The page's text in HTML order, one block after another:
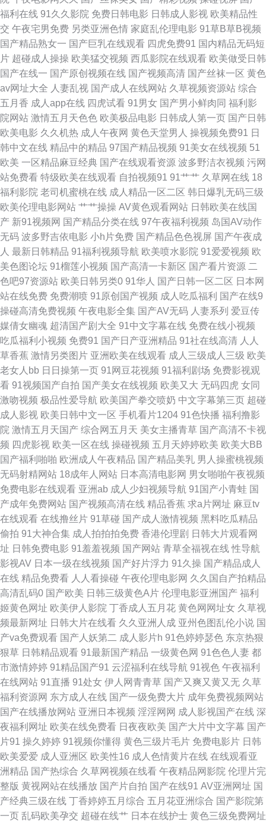
精品视频免费看 91视频美女 A片男人的天堂 成人综合另类专区 在线观看国
产成人 91白虎丝袜福利观看 91免费在线观看网站 91资源共享视频 超碰自拍
欧美 福利AV网站 黑丝福利导航 久久社区 免费性爱AU 欧美日韩国产成人 日
韩色图18p 午夜免费网站 自拍视频久 91热爆分类视频 97资源在线观看 东京
热av影院 九九精品精 蜜桃视频网在线观看 欧美性日韩 日韩毛片基地 午夜老
司机福利av 在线视频传媒 91传媒影院线路 91看片婬黄大片网址 97不卡的在
线视频 成人黄色三级片网站 国产香蕉8 欧美性人妖 日韩亚洲图色在线 亚洲
美女毛片网站 51精品在线观看 91午夜福利影视 啊v视频在线观看 国产成人
精品三区 国产做受高潮久久 男人天堂avcon 日韓手机在线观看 性生活欧美
免费 91po日韩欧美 91情爱网 91玉足网站 白虎白丝 国产福利影院 久草亚洲
天堂 日韩A视频 午夜av免费 91爱爱爱 91蜜臀人妻 91偷拍网 操逼网战 国产
福利AV网站 黄色网址求推荐 美女撸牛牛 欧日美性交 五月花激情婷婷在线
91在线精品视频 伊人9草在线 日韩无码一卡 亚洲欧美日韩丝袜网址 91传媒
视频 91视频网址大全 俺去天堂网 国产成人性精品久久 久久麻豆主播在线 欧
洲瑟瑟 亚洲色图男人天堂Av 91传媒性爱视频 91情趣电影 97色涩 福利成人
导航 韩日肏屄 久久少妇麻豆免费视频 日韩无码第2页 在线不卡视频一区 91
撸撸社 91真人免费看 第一av福利 国内激情自拍 狼窝va在线 色墦基地 亚洲
瑟热 91超碰在线视频 91网站PH 大香蕉怡红院院 黑丝人妖TS红杏 麻豆操继
母 人人操人人妻AV 探花一区二区在线 伊人影院久久 日本岛国大片 影音先锋
女人网 91啦精品视频网站 超碰人人熟女 后入臭穴骚奶 欧美色图15P 色色
seavtt 伊人干大香蕉 91国产在线精品免费 91性交欲网片 国产精品久久福 欧
美久久吖 先锋av网 大香蕉伊人社 精品亚洲少妇流水 阿v在线观看 久草福利
资源在玷 青草激情网 五月亭亭A 91九玖 www日韩一区二区 黄色91网址 欧
美电影在线播放 深夜小视频 在线中文字幕日韩 91九色国产在线 av导航网在
线 国产成人综合在线 青青草大香蕉一本道 亚洲福利电影 91精品视频一区 91
综合视频在线观看 丰满少妇一区二区 老司机视频入口 日韩免看一级a 最新国
产伊人久久 91视频大全在线观看 成人传媒视频网站大全 九九热热 91黄页字
幕网 日本在线免费成人 91超碰在线观看 91同城色情 国产精品成人午夜视频
福利在线 91久久影院 免费日韩电影 日韩成人影视 欧美精品性
交 午夜宅男免费 另类亚洲色情 家庭乱伦理电影 91草B草B视频
国产精品熟女一 国产巨乳在线观看 四虎免费91 国内精品无码短
片 超碰成人操操 欧美猛交视频 西瓜影院在线观看 欧美做受日韩
国产在线一 国产原创视频在线 国产视频高清 国产丝袜一区 黄色
av网址大全 人妻乱视 国产成人在线网站 久草视频资源站 综合
五月香 成人app在线 四虎试看 91男女 国产男小鲜肉同 福利影
院网站 激情五月天色色 欧美极品电影 日韩成人第一页 国产日韩
欧美电影 久久机热 成人午夜网 黄色天堂男人 操视频免费91 日
韩中文在线 精品中的精品 97国产精品视频 91美女在线视频 51
欧美 一区精品麻豆经典 国产在线观看资源 波多野洁衣视频 污网
站免费看 特级欧美在线观看 自拍视频91 91艹艹 久草网在线 18
福利影院 老司机蜜桃在线 成人精品一区二区 韩日爆乳无码三级
欧美伦理电影网站 艹艹操操 AV黄色观看网站 日韩欧美在线国
产 新91视频网 国产精品分类在线 97午夜福利视频 岛国AV动作
无码 波多野吉依电影 小h片免费 国产精品色色视屏 国产午夜成
人 最新日韩精品 91福利视频导航 欧美喷水影院 91爱爱视频 欧
美色图论坛 91榴莲小视频 国产高清一卡新区 国产看片资源 二
色吧97资源站 欧美日韩另类0 91华人 国产日韩一区二区 日本网
站在线免费 免费潮喷 91原创国产视频 成人吃瓜福利 国产在线9
操碰高清免费视频 午夜电影全集 国产AV无码 人妻系列 爱豆传
媒倩女幽魂 超清国产剧大全 91中文字幕在线 免费在线小视频
吃瓜福利小视频 免费91 国产日产亚洲精品 91社在线高清 人人
草香蕉 激情另类图片 亚洲欧美在线观看 成人三级成人三级 欧美
老女人bb 日日操第一页 91网豆花视频 91福利剧场 免费影视观
看 91视频国产自拍 国产美女在线视频 欧美又大 无码四虎 女同
激吻视频 极品性爱导航 欧美国产拳交喷奶 中文字幕第三页 超碰
成人影视 欧美日韩中文一区 手机看片1204 91色快播 福利撸影
院 激情五月天国产 综合网五月天 美女主播青草 国产高清不卡视
频 四虎影视 欧美一区在线 操碰视频 五月天婷婷欧美 欧美大BB
国产福利啪啪 欧洲成人午夜精品 国产精品美乳 男人操蜜桃视频
无码射精网站 18成年人网站 日本高清电影网 男女啪啪午夜视频
免费电影在线观看 亚洲ab 成人少妇视频导航 91国产小青蛙 国
产成年免费网站 国产视频高清在线 精品香蕉 求a片网址 麻豆tv
在线观看 在线撸丝片 91草碰 国产成人激情视频 黑料吃瓜精品
偷拍 91大神合集 成人拍拍拍免费 香港伦理剧 日韩大片观看网
址 日韩免费电影 91羞羞视频 国产网站 青草全福视在线 性导航
影视AV 日本一级在线视频 国产好片浮力 91久操 国产精品成人
在线 精品免费看 人人看操碰 午夜伦理电影网 久久国自产拍精品
高清乱码0 国产欧美 日韩三级黄色A片 伦理电影亚洲国产 福利
姬黄色网址 欧美伊人影院 丁香成人五月花 黄色网网址女 久草视
频最新网址 日韩大片在线看 久久亚洲人成 亚州色图乱伦小说 国
产va免费观看 国产人妖第二 成人影片h 91色婷婷瑟色 东京热狠
狠草 日韩精品观看 91最新国产精品 一级黄色网 91色色人妻 都
市激情婷婷 91精品国产91 云涩福利在线导航 91视色 午夜福利
在线网站 91直播 91处女 伊人网青青草 国产又爽又黄又无 久草
福利资源网 东方成人在线 国产一级免费大片 成年免费视频网站
国产在线播放网站 亚洲日本视频 淫淫网网 成人影视国产在线 深
夜福利网址 欧美在线免费看 日夜夜欧美 国产大片中文字幕 国产
片91 操久婷婷 91视频你懂得 黄色三级片毛片 免费电影片 日韩
欧美爱爱 成人亚洲区 欧美性16 成人色情黄片在线 在线观看亚
洲精品 国产热综合 久草网视频在线看 午夜精品网影院 伦理片完
整版 黄视网站在线播放 国产片自拍 国产在线91 AV亚洲网址 国
产经典三级在线 丁香婷婷五月综合 五月花亚洲综合 国产影院第
一页 乱码欧美孕交 超碰在线艹 日本在线护士 黄色三级免费网址